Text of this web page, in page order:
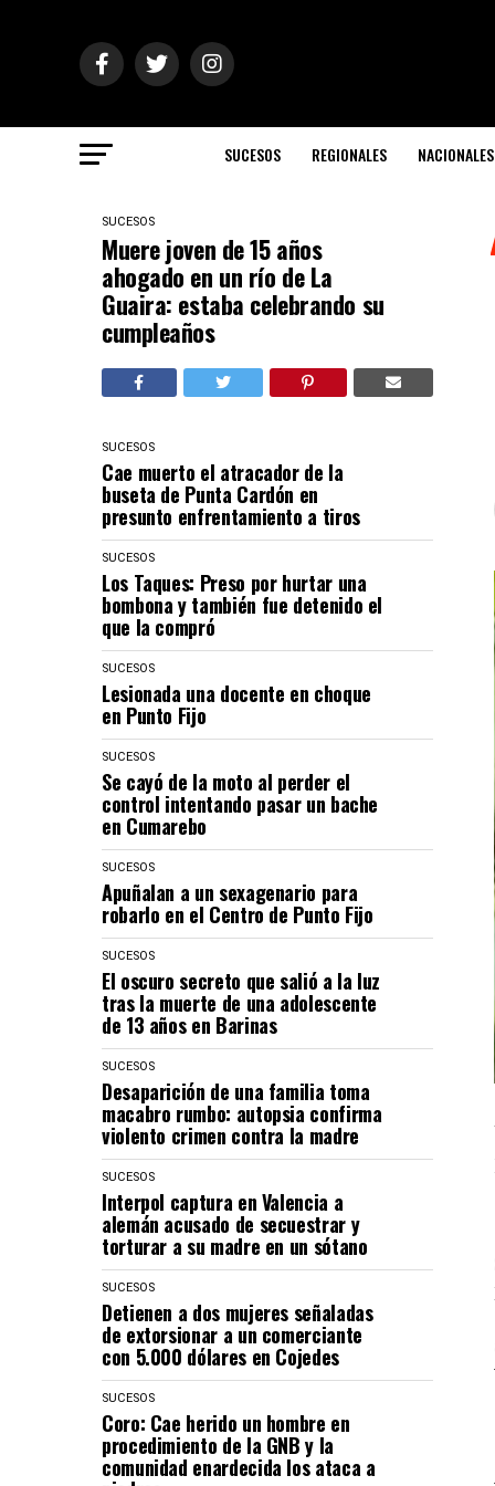
SUCESOS REGIONALES NACIONALES
SUCESOS
Muere joven de 15 años
ahogado en un río de La
Guaira: estaba celebrando su
cumpleaños
SUCESOS
Cae muerto el atracador de la
buseta de Punta Cardón en
presunto enfrentamiento a tiros
SUCESOS
Los Taques: Preso por hurtar una
bombona y también fue detenido el
que la compró
SUCESOS
Lesionada una docente en choque
en Punto Fijo
SUCESOS
Se cayó de la moto al perder el
control intentando pasar un bache
en Cumarebo
SUCESOS
Apuñalan a un sexagenario para
robarlo en el Centro de Punto Fijo
SUCESOS
El oscuro secreto que salió a la luz
tras la muerte de una adolescente
de 13 años en Barinas
SUCESOS
Desaparición de una familia toma
macabro rumbo: autopsia confirma
violento crimen contra la madre
SUCESOS
Interpol captura en Valencia a
alemán acusado de secuestrar y
torturar a su madre en un sótano
SUCESOS
Detienen a dos mujeres señaladas
de extorsionar a un comerciante
con 5.000 dólares en Cojedes
SUCESOS
Coro: Cae herido un hombre en
procedimiento de la GNB y la
comunidad enardecida los ataca a